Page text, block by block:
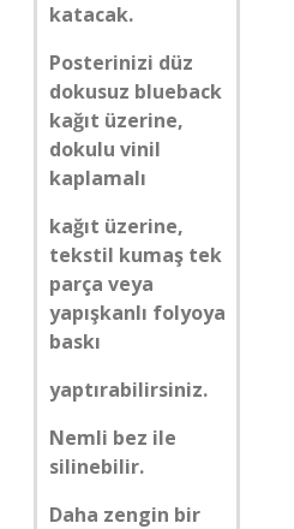
katacak.
Posterinizi düz
dokusuz blueback
kağıt üzerine,
dokulu vinil
kaplamalı
kağıt üzerine,
tekstil kumaş tek
parça veya
yapışkanlı folyoya
baskı
yaptırabilirsiniz.
Nemli bez ile
silinebilir.
Daha zengin bir